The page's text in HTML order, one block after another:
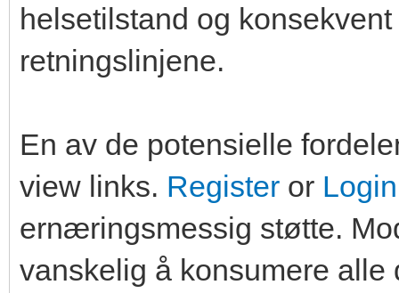
helsetilstand og
retningslinjene.
En av de potensielle
view links. Register or Login
ernæringsmessig støtte.
vanskelig å konsumere